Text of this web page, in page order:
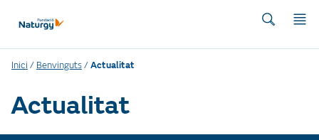
Inici / Benvinguts/Actualitat
Actualitat